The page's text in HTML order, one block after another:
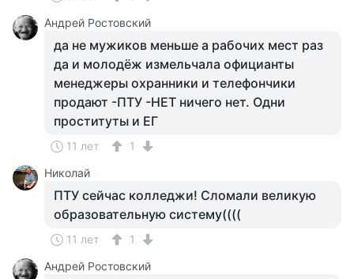
Андрей Ростовский
да не мужиков меньше а рабочих мест раз
да и молодёж измельчала официанты
менеджеры охранники и телефончики
продают -ПТУ -НЕТ ничего нет. Одни
проституты и ЕГ
11 лет
1
Николай
ПТУ сейчас колледжи! Сломали великую
образовательную систему((((
11 лет
1
Андрей Ростовский